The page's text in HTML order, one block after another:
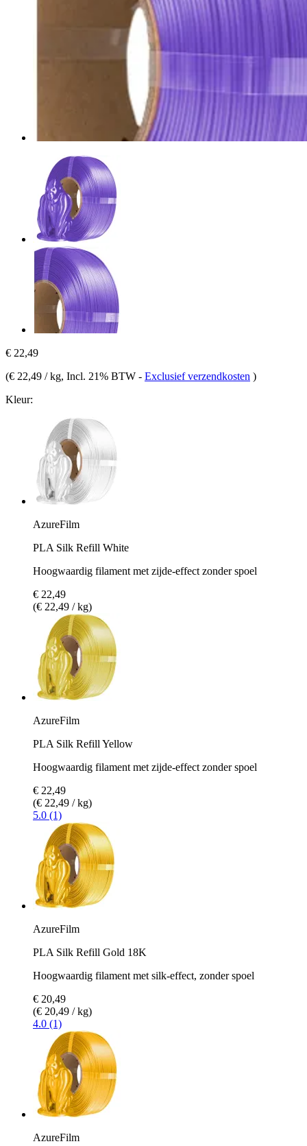
€ 22,49
(€ 22,49 / kg, Incl. 21% BTW - Exclusief verzendkosten )
Kleur:
AzureFilm
PLA Silk Refill White
Hoogwaardig filament met zijde-effect zonder spoel
€ 22,49
(€ 22,49 / kg)
AzureFilm
PLA Silk Refill Yellow
Hoogwaardig filament met zijde-effect zonder spoel
€ 22,49
(€ 22,49 / kg)
5.0 (1)
AzureFilm
PLA Silk Refill Gold 18K
Hoogwaardig filament met silk-effect, zonder spoel
€ 20,49
(€ 20,49 / kg)
4.0 (1)
AzureFilm